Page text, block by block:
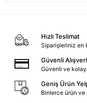
Hızlı Teslimat
Siparişleriniz en
Güvenli
Güvenli ve
Geniş Ürün
Binlerce ürün